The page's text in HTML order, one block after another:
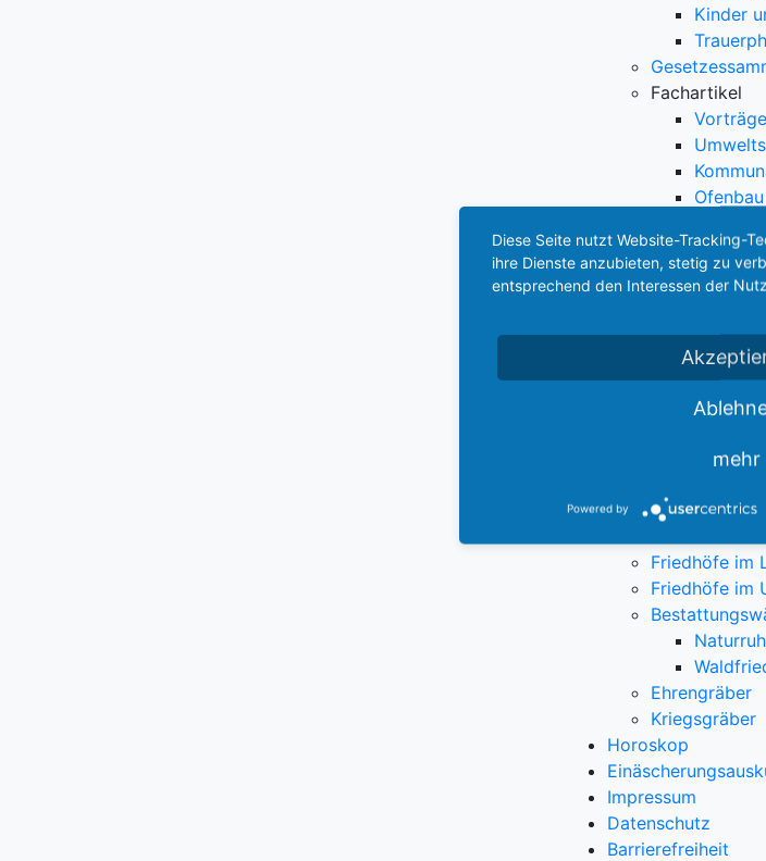
Kinder
Fachartikel
Vorträge
Ofenbau
Firma
Unternehmen
Berufsbild
Bildergalerie
Wegweiser/
Friedhöfe im
Friedhöfe im
Ehrengräber
Kriegsgräber
Horoskop
Impressum
Datenschutz
Barrierefreiheit
Diese Seite nutzt Website-Tracking-
ihre Dienste anzubieten, stetig zu
entsprechend den Interessen der
mehr
Powered by